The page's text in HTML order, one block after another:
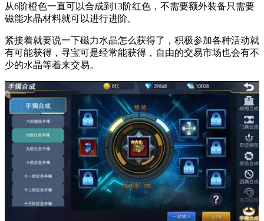
从6阶橙色一直可以合成到13阶红色，不需要额外装备只需要
磁能水晶材料就可以进行进阶。
紧接着就要说一下磁力水晶怎么获得了，积极参加各种活动就
有可能获得，寻宝可是经常能获得，自由的交易市场也会有不
少的水晶等着来交易。